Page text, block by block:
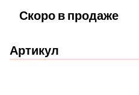
Скоро в продаже
Артикул